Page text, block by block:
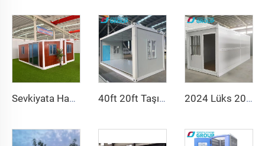
Sevkiyata Hazır 40Ft 20Ft Lüks Hafif Çelik Villa Tam Banyo Prefabrik Genişletilebilir Konteyner Ev Fiyatı Prefabrik Ev 40ft 20ft Taşınabilir Katlanabilir Ev Prefabrik Katlanır Oda Konteyner Ev Katlanır Depolama Kutusu Katlanır Evler Satılık 2024 Lüks 20ft Prefabrik Katlanır Konteyner Ev Prefabrik Evler Satılık Katlanır Konteyner Ev